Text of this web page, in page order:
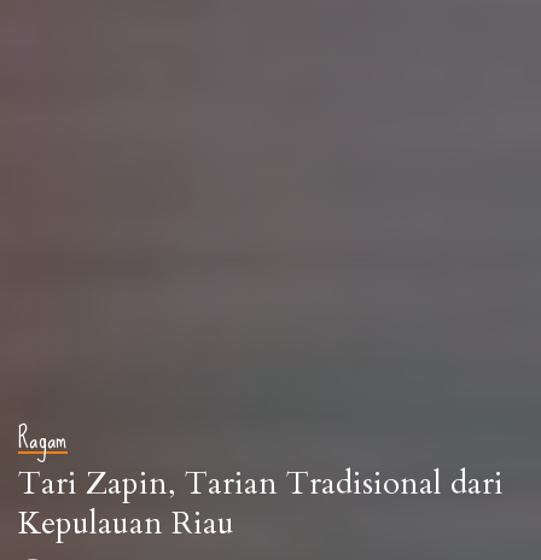
Ragam
Tari Zapin, Tarian Tradisional dari
Kepulauan Riau